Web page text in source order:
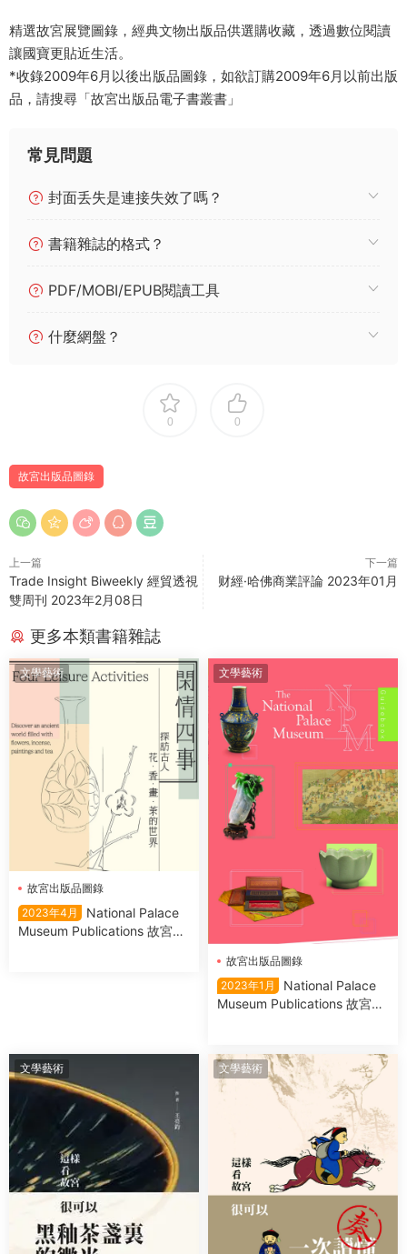
精選故宮展覽圖錄，經典文物出版品供選購收藏，透過數位閱讀
讓國寶更貼近生活。
*收錄2009年6月以後出版品圖錄，如欲訂購2009年6月以前出版
品，請搜尋「故宮出版品電子書叢書」
常見問題
封面丢失是連接失效了嗎？
書籍雜誌的格式？
PDF/MOBI/EPUB閱讀工具
什麼網盤？
0 0
故宮出版品圖錄
上一篇
Trade Insight Biweekly 經貿透視
雙周刊 2023年2月08日
下一篇
财經·哈佛商業評論 2023年01月
更多本類書籍雜誌
文學藝術
故宮出版品圖錄
2023年4月
National Palace
Museum Publications 故宮出
文學藝術
故宮出版品圖錄
2023年1月
National Palace
Museum Publications 故宮出
文學藝術 文學藝術